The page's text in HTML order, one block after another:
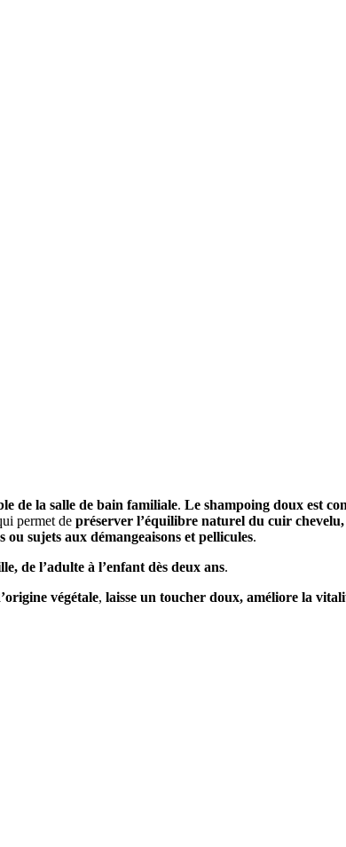
de la salle de bain familiale. Le shampoing doux est
permet de préserver l’équilibre naturel du cuir
ou sujets aux démangeaisons et pellicules.
de l’adulte à l’enfant dès deux ans.
végétale, laisse un toucher doux, améliore la